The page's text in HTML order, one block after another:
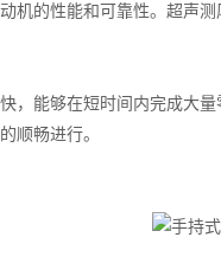
机的性能和可靠性。超声
能够在短时间内完成大量
顺畅进行。